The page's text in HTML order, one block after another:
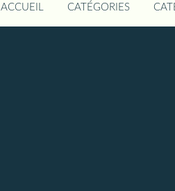
ACCUEIL CATÉGORIES